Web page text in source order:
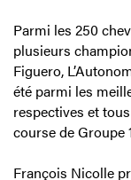
Parmi les 250
plusieurs
Figuero,
été parmi les
respectives et
course de Groupe
François Nicolle